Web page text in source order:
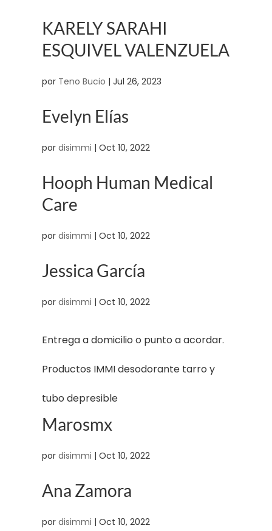
KARELY SARAHI
ESQUIVEL VALENZUELA
por Teno Bucio | Jul 26, 2023
Evelyn Elías
por disimmi | Oct 10, 2022
Hooph Human Medical
Care
por disimmi | Oct 10, 2022
Jessica García
por disimmi | Oct 10, 2022
Entrega a domicilio o punto a acordar.
Productos IMMI desodorante tarro y
tubo depresible
Marosmx
por disimmi | Oct 10, 2022
Ana Zamora
por disimmi | Oct 10, 2022